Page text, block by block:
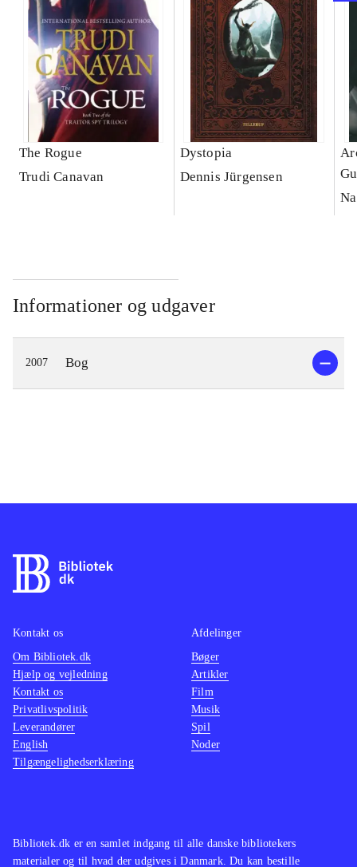
The Rogue
Trudi Canavan
Dystopia
Dennis Jürgensen
Informationer og udgaver
2007 Bog
Bibliotek.dk er en samlet indgang til alle danske bibliotekers
materialer og til hvad der udgives i Danmark. Du kan bestille
Kontakt os
Om Bibliotek.dk
Hjælp og vejledning
Kontakt os
Privatlivspolitik
Leverandører
English
Tilgængelighedserklæring
Afdelinger
Bøger
Artikler
Film
Musik
Spil
Noder